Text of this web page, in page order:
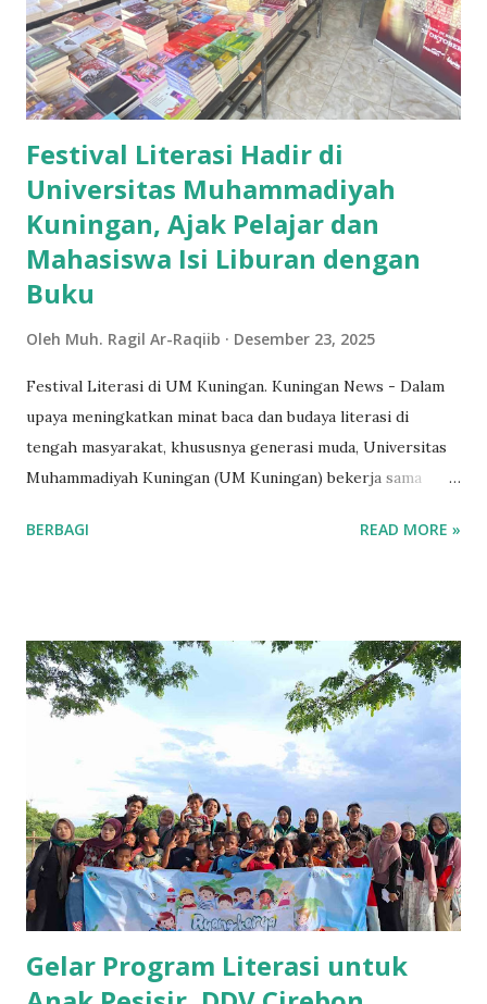
meriah itu berjalan tertib dengan berbagai agenda, mulai
dari penampilan seni, peluncuran gerakan sosial, hingga
pemberian apresiasi kepada organisasi-organisasi wanita
yang berkontribusi aktif dalam pembangunan d...
Festival Literasi Hadir di
Universitas Muhammadiyah
Kuningan, Ajak Pelajar dan
Mahasiswa Isi Liburan dengan
Buku
Oleh Muh. Ragil Ar-Raqiib Desember 23, 2025
Festival Literasi di UM Kuningan. Kuningan News - Dalam
upaya meningkatkan minat baca dan budaya literasi di
tengah masyarakat, khususnya generasi muda, Universitas
Muhammadiyah Kuningan (UM Kuningan) bekerja sama
Pertanian Bogor (IPB), menggelar Pameran Buku/Book
meramaikan acara yang akan diselenggarakan di Kampus
Universitas Muhammadiyah Kuningan sampai dari tanggal
20 s/d. 28 Desember 2025. Festival Literasi ini
menghadirkan beragam buku berkualitas dari berbagai
disiplin ilmu, literatur populer, hingga referensi akademik,
dengan harga terjangkau. Event ini diharapkan menjadi
ruang edukatif sekaligus rekreatif, terutama dalam mengisi
hari libur akhir tahun dengan aktivitas yang bermanfaat dan
inspiratif. “Melalui Festival Literasi ini, kami ingin
menumbuhk...
BERBAGI READ MORE »
Gelar Program Literasi untuk